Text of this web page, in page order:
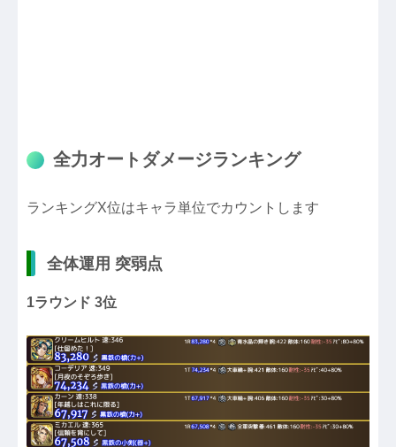
全力オートダメージランキング
ランキングX位はキャラ単位でカウントします
全体運用 突弱点
1ラウンド 3位